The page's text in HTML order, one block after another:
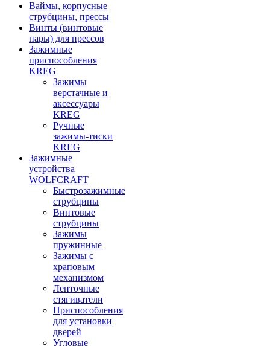
Ваймы, корпусные
струбцины, прессы
Винты (винтовые
пары) для прессов
Зажимные
приспособления
KREG
Зажимы
верстачные и
аксессуары
KREG
Ручные
зажимы-тиски
KREG
Зажимные
устройства
WOLFCRAFT
Быстрозажимные
струбцины
Винтовые
струбцины
Зажимы
пружинные
Зажимы с
храповым
механизмом
Ленточные
стягиватели
Приспособления
для установки
дверей
Угловые